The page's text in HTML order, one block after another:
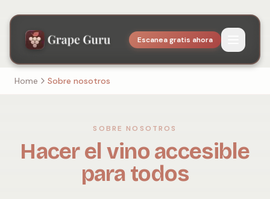
Escanea gratis ahora
Home Sobre nosotros
SOBRE NOSOTROS
Hacer el vino accesible
para todos